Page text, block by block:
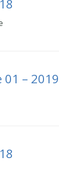
01 – 2019